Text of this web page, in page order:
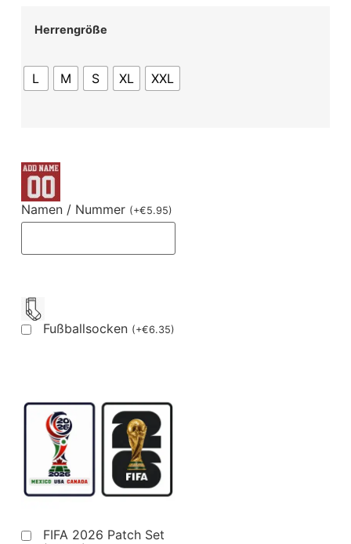
Herrengröße
L M S XL XXL
Namen / Nummer (+€5.95)
Fußballsocken (+€6.35)
FIFA 2026 Patch Set